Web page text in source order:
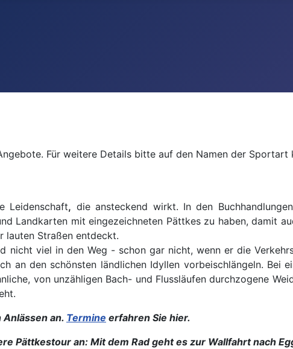
Für weitere Details bitte auf den Namen der Sportart
Leidenschaft, die ansteckend wirkt. In den
Landkarten mit eingezeichneten Pättkes zu haben, damit
lauten Straßen entdeckt.
nicht viel in den Weg - schon gar nicht, wenn er die
an den schönsten ländlichen Idyllen vorbeischlängeln. Bei
von unzähligen Bach- und Flussläufen durchzogene
an. Termine erfahren Sie hier.
Pättkestour an: Mit dem Rad geht es zur Wallfahrt nach